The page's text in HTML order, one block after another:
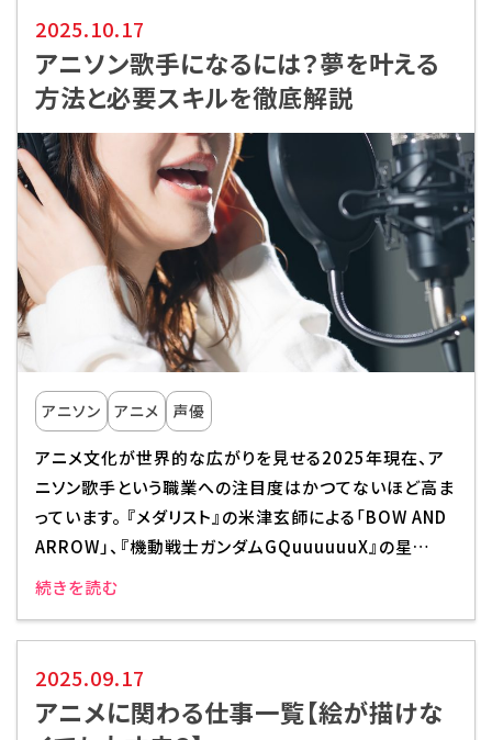
2025.10.17
アニソン歌手になるには？夢を叶える
方法と必要スキルを徹底解説
アニソン アニメ 声優
アニメ文化が世界的な広がりを見せる2025年現在、ア
ニソン歌手という職業への注目度はかつてないほど高ま
っています。 『メダリスト』の米津玄師による「BOW AND
ARROW」、『機動戦士ガンダムGQuuuuuuX』の星…
続きを読む
2025.09.17
アニメに関わる仕事一覧【絵が描けな